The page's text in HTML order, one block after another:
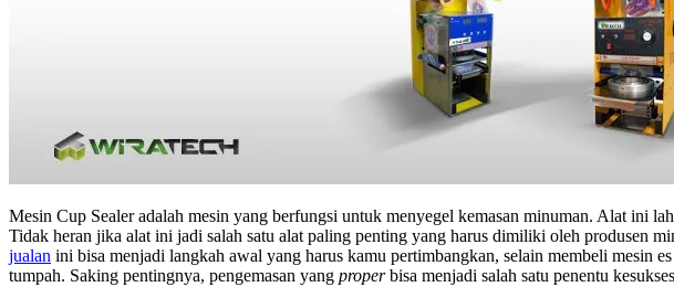
Mesin Cup Sealer adalah mesin yang berfungsi untuk menyegel kemasan minuman. Alat ini
Tidak heran jika alat ini jadi salah satu alat paling penting yang harus dimiliki oleh produsen
jualan ini bisa menjadi langkah awal yang harus kamu pertimbangkan, selain membeli mesin
tumpah. Saking pentingnya, pengemasan yang properbisa menjadi salah satu penentu